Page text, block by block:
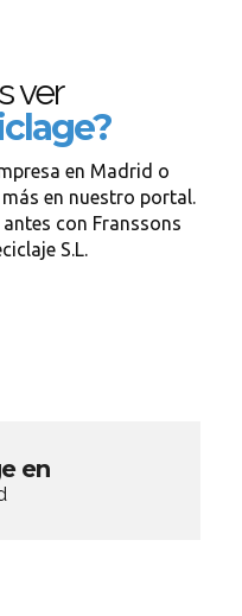
ver
en Madrid o
en nuestro portal.
con Franssons
S.L.
en